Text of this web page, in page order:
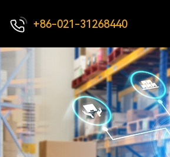
+86-021-31268440